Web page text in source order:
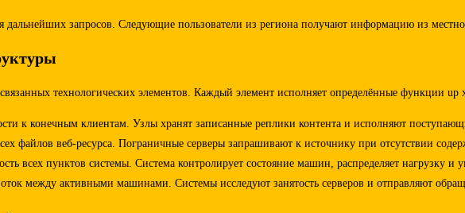
дальнейших запросов. Следующие пользователи из региона получают информацию из
технологических элементов. Каждый элемент исполняет определённые функции up
к конечным клиентам. Узлы хранят записанные реплики контента и исполняют
файлов веб-ресурса. Пограничные серверы запрашивают к источнику при отсутствии
всех пунктов системы. Система контролирует состояние машин, распределяет
между активными машинами. Системы исследуют занятость серверов и отправляют